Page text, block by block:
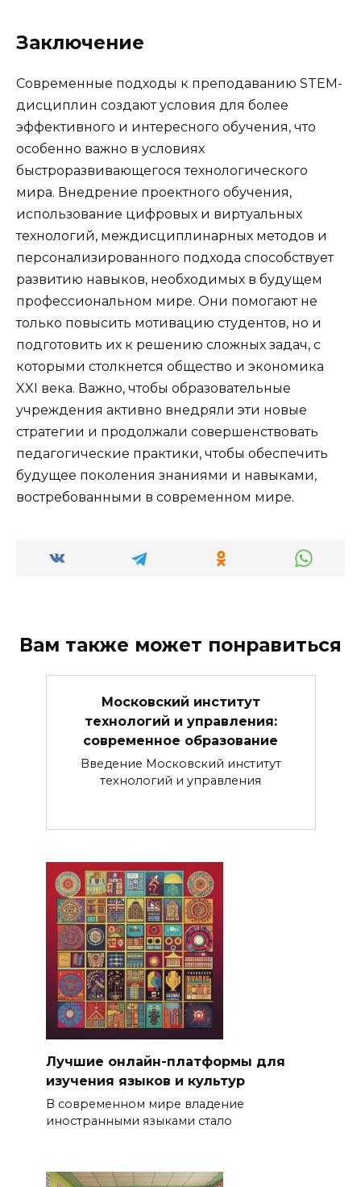
Заключение
Современные подходы к преподаванию STEM-
дисциплин создают условия для более
эффективного и интересного обучения, что
особенно важно в условиях
быстроразвивающегося технологического
мира. Внедрение проектного обучения,
использование цифровых и виртуальных
технологий, междисциплинарных методов и
персонализированного подхода способствует
развитию навыков, необходимых в будущем
профессиональном мире. Они помогают не
только повысить мотивацию студентов, но и
подготовить их к решению сложных задач, с
которыми столкнется общество и экономика
XXI века. Важно, чтобы образовательные
учреждения активно внедряли эти новые
стратегии и продолжали совершенствовать
педагогические практики, чтобы обеспечить
будущее поколения знаниями и навыками,
востребованными в современном мире.
Вам также может понравиться
Московский институт
технологий и управления:
современное образование
Введение Московский институт
технологий и управления
Лучшие онлайн-платформы для
изучения языков и культур
В современном мире владение
иностранными языками стало